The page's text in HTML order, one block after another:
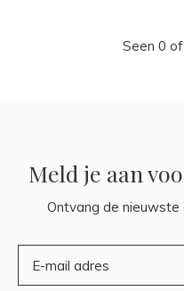
Seen 0
Meld je aan
Ontvang de nieuwste